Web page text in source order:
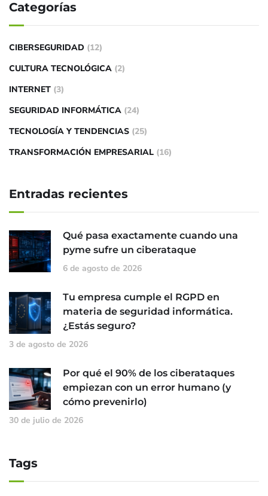
Categorías
CIBERSEGURIDAD (12)
CULTURA TECNOLÓGICA (2)
INTERNET (3)
SEGURIDAD INFORMÁTICA (24)
TECNOLOGÍA Y TENDENCIAS (25)
TRANSFORMACIÓN EMPRESARIAL (16)
Entradas recientes
Qué pasa exactamente cuando una
pyme sufre un ciberataque
6 de agosto de 2026
Tu empresa cumple el RGPD en
materia de seguridad informática.
¿Estás seguro?
3 de agosto de 2026
Por qué el 90% de los ciberataques
empiezan con un error humano (y
cómo prevenirlo)
30 de julio de 2026
Tags